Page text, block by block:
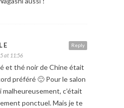
Reply
at 11:56
et thé noir de Chine était
préféré 🙂 Pour le salon
malheureusement, c’était
ponctuel. Mais je te